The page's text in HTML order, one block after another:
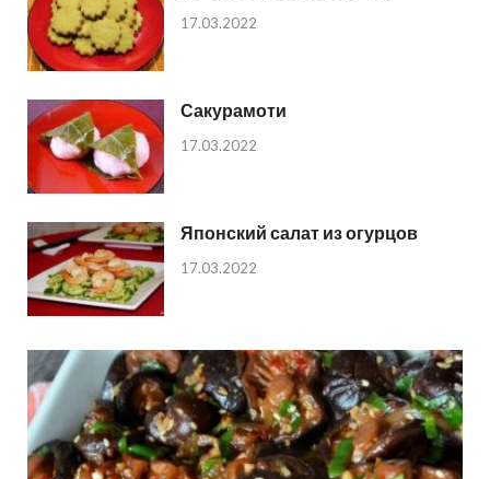
17.03.2022
Сакурамоти
17.03.2022
Японский салат из огурцов
17.03.2022